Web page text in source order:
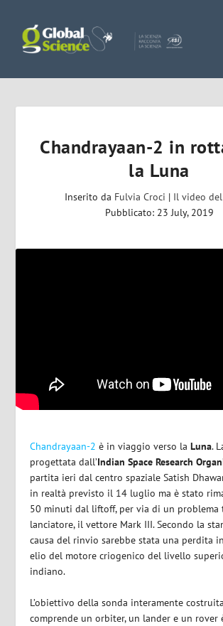
Chandrayaan-2 in
la Luna
Inserito da Fulvia Croci | Il video
Pubblicato: 23 July, 2019
Chandrayaan-2 è in viaggio verso laLuna.
progettata dall’Indian Space Research
partita ieri dal centro spaziale Satish
in realtà previsto il 14 luglio ma è stato
50 minuti dal liftoff, per via di un problema
lanciatore, il vettore Mark III. Secondo la
causa del rinvio sarebbe stata una perdita
elio del motore criogenico del livello
indiano.
L’obiettivo della sonda interamente
comprende un orbiter, un lander e un rover